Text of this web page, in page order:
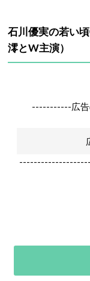
石川優実の若い
澪とW主演）
-----------広告